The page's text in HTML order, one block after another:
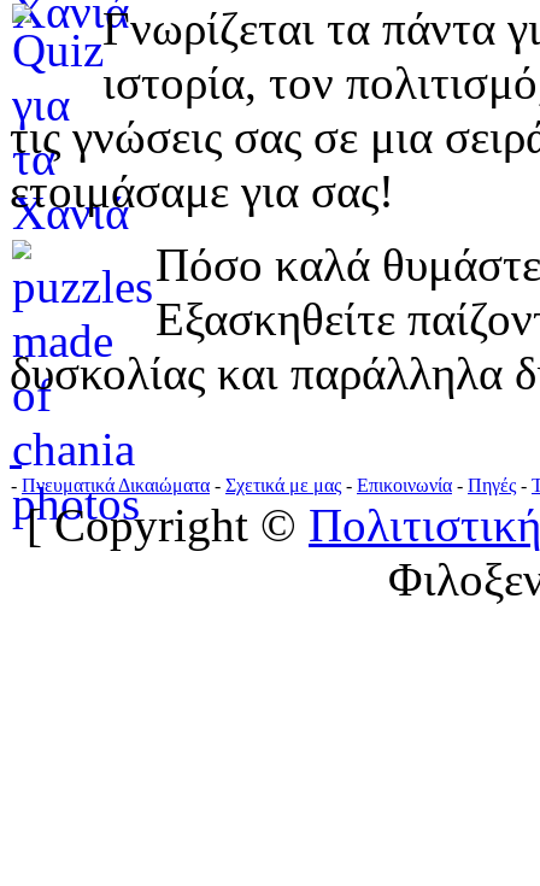
Γνωρίζεται τα πάντα
ιστορία, τον
τις γνώσεις σας σε μια
ετοιμάσαμε για σας!
Πόσο καλά
Εξασκηθείτε
δυσκολίας και παράλληλα
- Πνευματικά Δικαιώματα - Σχετικά με μας - Επικοινωνία - Πηγές -
[ Copyright ©